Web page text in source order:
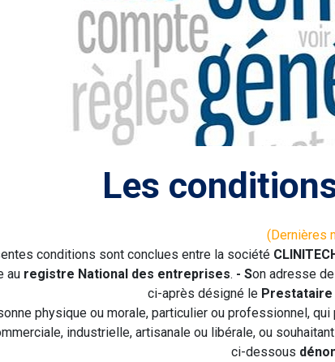
Les
(Dernières
conditions sont conclues entre la société
au registre National des entreprises. - Son adresse
ci-après désigné le Prestataire
physique ou morale, particulier ou professionnel,
industrielle, artisanale ou libérale, ou
ci-dessous